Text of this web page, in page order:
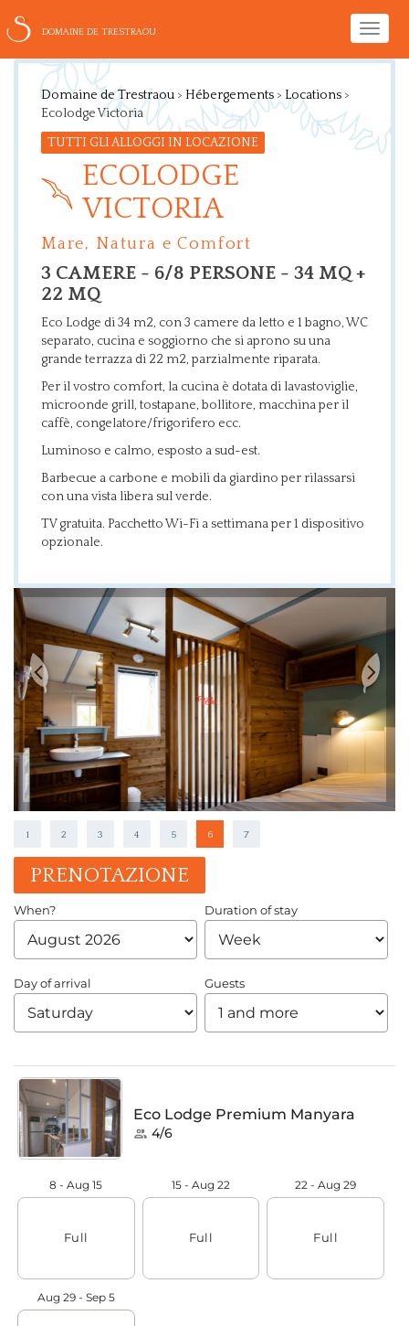
Toggle
DOMAINE DE TRESTRAOU
Domaine de Trestraou > Hébergements > Locations >
Ecolodge Victoria
TUTTI GLI ALLOGGI IN LOCAZIONE
ECOLODGE
VICTORIA
Mare, Natura e Comfort
3 CAMERE - 6/8 PERSONE - 34 MQ +
22 MQ
Eco Lodge di 34 m2, con 3 camere da letto e 1 bagno, WC
separato, cucina e soggiorno che si aprono su una
grande terrazza di 22 m2, parzialmente riparata.
Per il vostro comfort, la cucina è dotata di lavastoviglie,
microonde grill, tostapane, bollitore, macchina per il
caffè, congelatore/frigorifero ecc.
Luminoso e calmo, esposto a sud-est.
Barbecue a carbone e mobili da giardino per rilassarsi
con una vista libera sul verde.
TV gratuita. Pacchetto Wi-Fi a settimana per 1 dispositivo
opzionale.
1 2 3 4 5 6 7
PRENOTAZIONE